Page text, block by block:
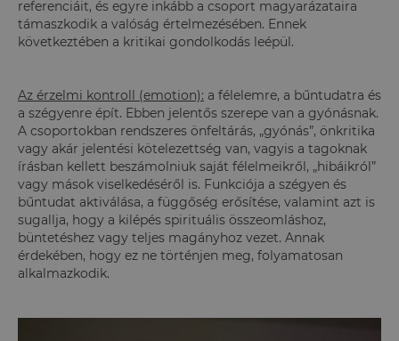
referenciáit, és egyre inkább a csoport magyarázataira
támaszkodik a valóság értelmezésében. Ennek
következtében a kritikai gondolkodás leépül.
Az érzelmi kontroll (emotion): a félelemre, a bűntudatra és
a szégyenre épít. Ebben jelentős szerepe van a gyónásnak.
A csoportokban rendszeres önfeltárás, „gyónás”, önkritika
vagy akár jelentési kötelezettség van, vagyis a tagoknak
írásban kellett beszámolniuk saját félelmeikről, „hibáikról”
vagy mások viselkedéséről is. Funkciója a szégyen és
bűntudat aktiválása, a függőség erősítése, valamint azt is
sugallja, hogy a kilépés spirituális összeomláshoz,
büntetéshez vagy teljes magányhoz vezet. Annak
érdekében, hogy ez ne történjen meg, folyamatosan
alkalmazkodik.